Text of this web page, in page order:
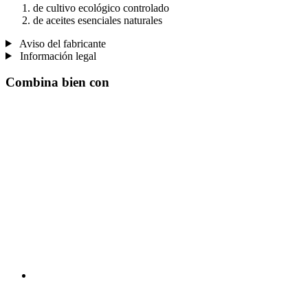
de cultivo ecológico controlado
de aceites esenciales naturales
Aviso del fabricante
Información legal
Combina bien con